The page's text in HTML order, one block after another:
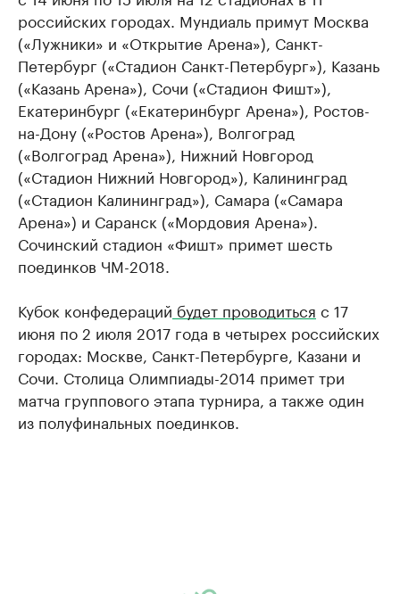
российских городах. Мундиаль примут Москва
(«Лужники» и «Открытие Арена»), Санкт-
Петербург («Стадион Санкт-Петербург»), Казань
(«Казань Арена»), Сочи («Стадион Фишт»),
Екатеринбург («Екатеринбург Арена»), Ростов-
на-Дону («Ростов Арена»), Волгоград
(«Волгоград Арена»), Нижний Новгород
(«Стадион Нижний Новгород»), Калининград
(«Стадион Калининград»), Самара («Самара
Арена») и Саранск («Мордовия Арена»).
Сочинский стадион «Фишт» примет шесть
поединков ЧМ-2018.
Кубок конфедераций будет проводиться с 17
июня по 2 июля 2017 года в четырех российских
городах: Москве, Санкт-Петербурге, Казани и
Сочи. Столица Олимпиады-2014 примет три
матча группового этапа турнира, а также один
из полуфинальных поединков.